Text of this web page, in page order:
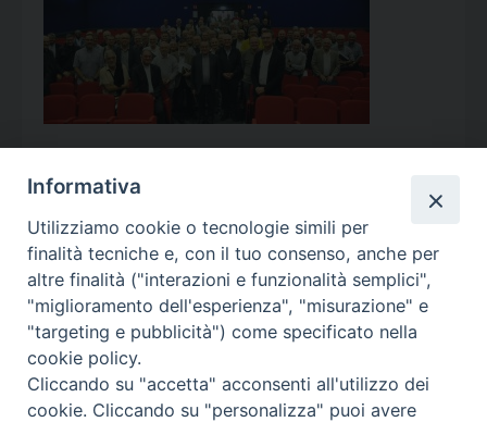
Calendario Appuntamenti
<< Ago 2026 >>
l m m g v s
d
27
28
3
4 5 6 7 8
9
Informativa
Utilizziamo cookie o tecnologie simili per
finalità tecniche e, con il tuo consenso, anche per
altre finalità ("interazioni e funzionalità semplici",
"miglioramento dell'esperienza", "misurazione" e
"targeting e pubblicità") come specificato nella
cookie policy.
Cliccando su "accetta" acconsenti all'utilizzo dei
cookie. Cliccando su "personalizza" puoi avere